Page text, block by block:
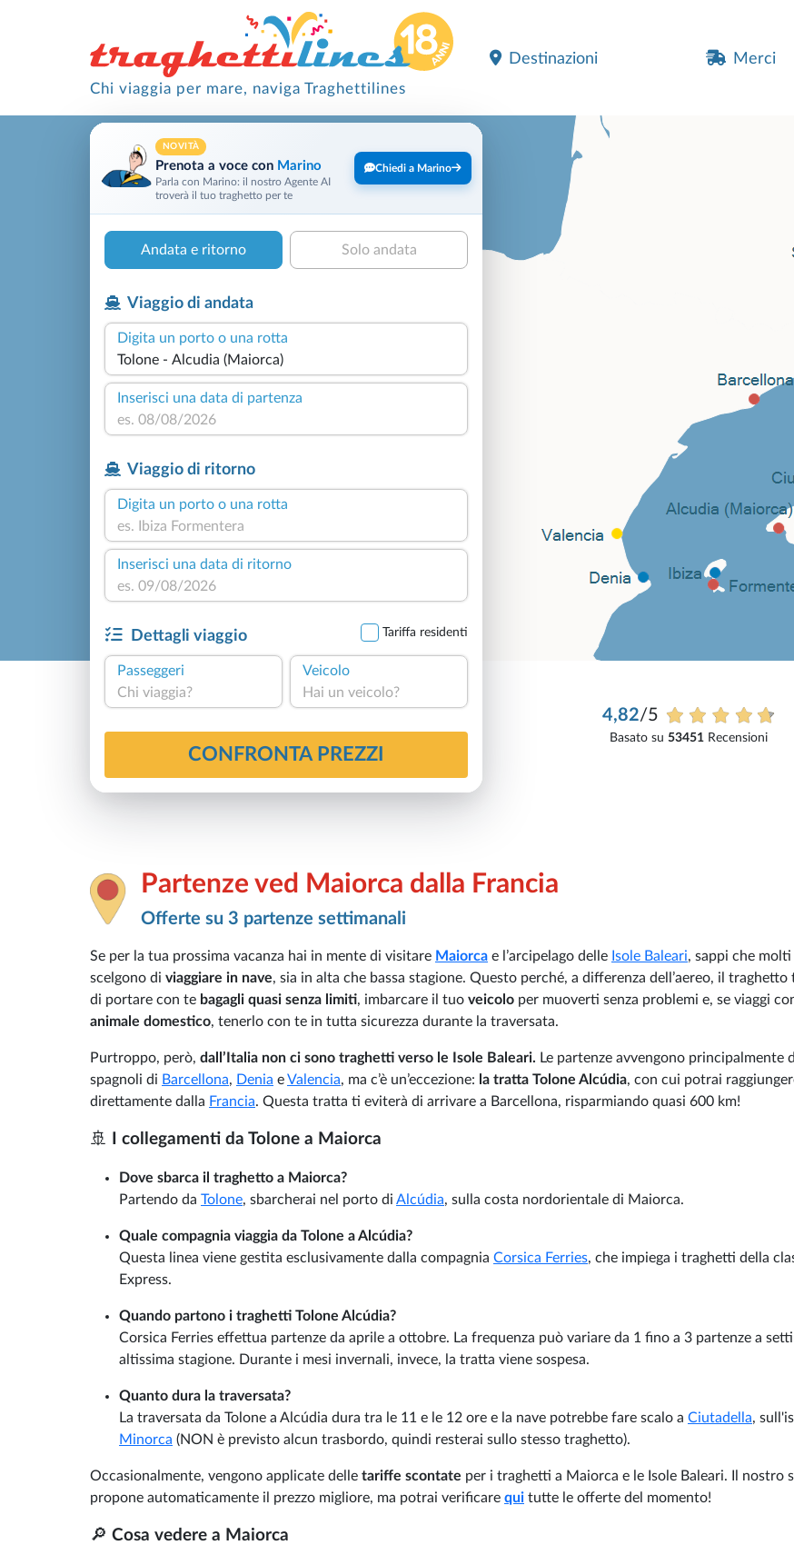
Chi viaggia per mare, naviga Traghettilines
Destinazioni Merci
NOVITÀ
Prenota a voce con Marino
Parla con Marino: il nostro Agente AI
troverà il tuo traghetto per te
Chiedi a Marino
Andata e ritorno Solo andata
Viaggio di andata
Digita un porto o una rotta
Inserisci una data di partenza
Viaggio di ritorno
Digita un porto o una rotta
Inserisci una data di ritorno
Dettagli viaggio Tariffa residenti
Passeggeri
Chi viaggia?
Veicolo
Hai un veicolo?
CONFRONTA PREZZI
4,82/5
Basato su53451 Recensioni
Partenze ved Maiorca dalla Francia
Offerte su 3 partenze settimanali
Se per la tua prossima vacanza hai in mente di visitare Maiorca e l’arcipelago delle Isole Baleari, sappi che
scelgono di viaggiare in nave, sia in alta che bassa stagione. Questo perché, a differenza dell’aereo, il
di portare con te bagagli quasi senza limiti, imbarcare il tuo veicolo per muoverti senza problemi e, se viaggi
animale domestico, tenerlo con te in tutta sicurezza durante la traversata.
Purtroppo, però, dall’Italia non ci sono traghetti verso le Isole Baleari. Le partenze avvengono principalmente
spagnoli di Barcellona, Denia eValencia, ma c’è un’eccezione: la tratta Tolone Alcúdia, con cui potrai
direttamente dalla Francia. Questa tratta ti eviterà di arrivare a Barcellona, risparmiando quasi 600 km!
🚢 I collegamenti da Tolone a Maiorca
Dove sbarca il traghetto a Maiorca?
Partendo da Tolone, sbarcherai nel porto di Alcúdia, sulla costa nordorientale di Maiorca.
Quale compagnia viaggia da Tolone a Alcúdia?
Questa linea viene gestita esclusivamente dalla compagnia Corsica Ferries, che impiega i traghetti della
Express.
Quando partono i traghetti Tolone Alcúdia?
Corsica Ferries effettua partenze da aprile a ottobre. La frequenza può variare da 1 fino a 3 partenze a
altissima stagione. Durante i mesi invernali, invece, la tratta viene sospesa.
Quanto dura la traversata?
La traversata da Tolone a Alcúdia dura tra le 11 e le 12 ore e la nave potrebbe fare scalo a Ciutadella,
Minorca (NON è previsto alcun trasbordo, quindi resterai sullo stesso traghetto).
Occasionalmente, vengono applicate delle tariffe scontate per i traghetti a Maiorca e le Isole Baleari. Il nostro
propone automaticamente il prezzo migliore, ma potrai verificare qui tutte le offerte del momento!
🔎 Cosa vedere a Maiorca